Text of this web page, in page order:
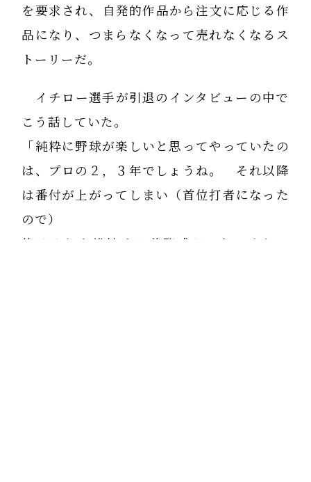
を要求され、自発的作品から注文に応じる作
品になり、つまらなくなって売れなくなるス
トーリーだ。
イチロー選手が引退のインタビューの中で
こう話していた。
「純粋に野球が楽しいと思ってやっていたの
は、プロの２，３年でしょうね。 それ以降
は番付が上がってしまい（首位打者になった
ので）
後はそれを維持する義務感だったですね」